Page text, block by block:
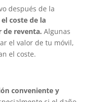
después de la
el coste de la
de reventa. Algunas
el valor de tu móvil,
el coste.
conveniente y